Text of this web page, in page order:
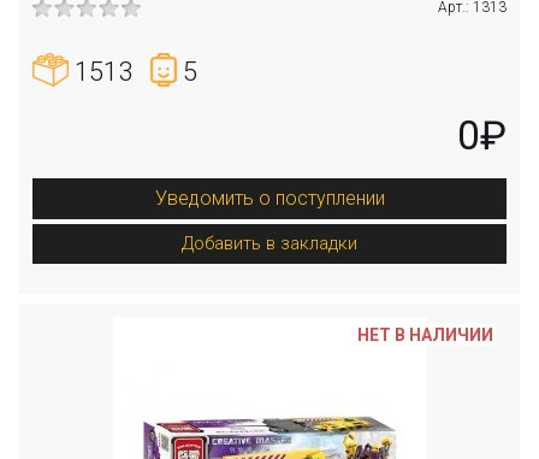
Арт.: 1313
1513 5
0₽
Уведомить о поступлении
Добавить в закладки
НЕТ В НАЛИЧИИ